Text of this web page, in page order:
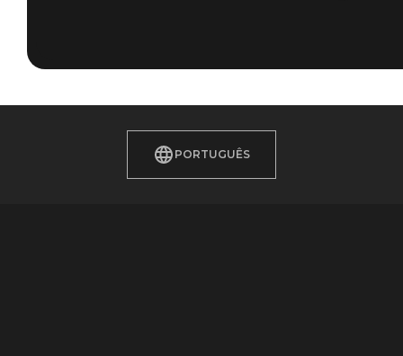
PORTUGUÊS